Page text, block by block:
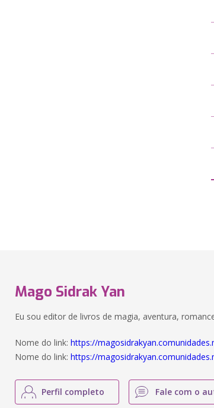
Mago Sidrak Yan
Eu sou editor de livros de magia, aventura,
Nome do link:https://
Nome do link:https://
Perfil completo Fale com o